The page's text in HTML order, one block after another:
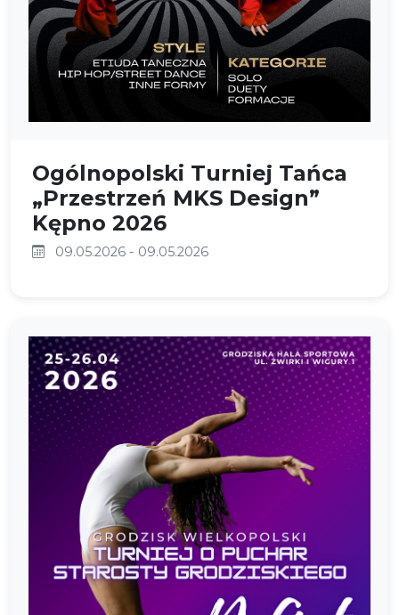
Ogólnopolski Turniej Tańca
„Przestrzeń MKS Design”
Kępno 2026
09.05.2026 - 09.05.2026